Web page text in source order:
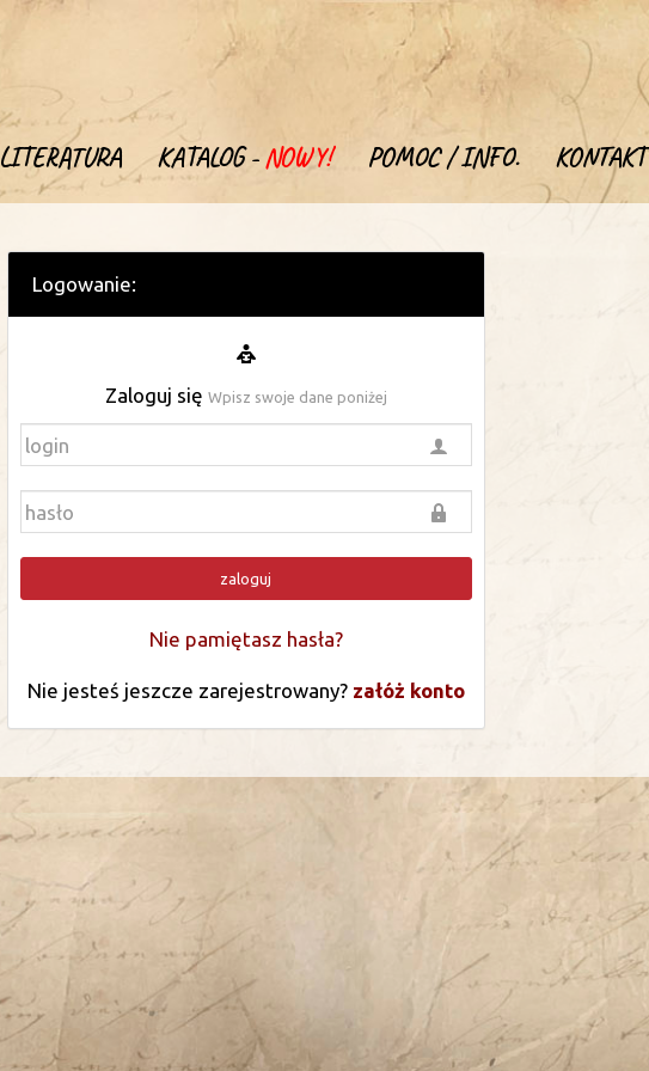
LITERATURA KATALOG -NOWY! POMOC / INFO. KONTAKT
Logowanie:
Zaloguj się Wpisz swoje dane poniżej
zaloguj
Nie pamiętasz hasła?
Nie jesteś jeszcze zarejestrowany? załóż konto